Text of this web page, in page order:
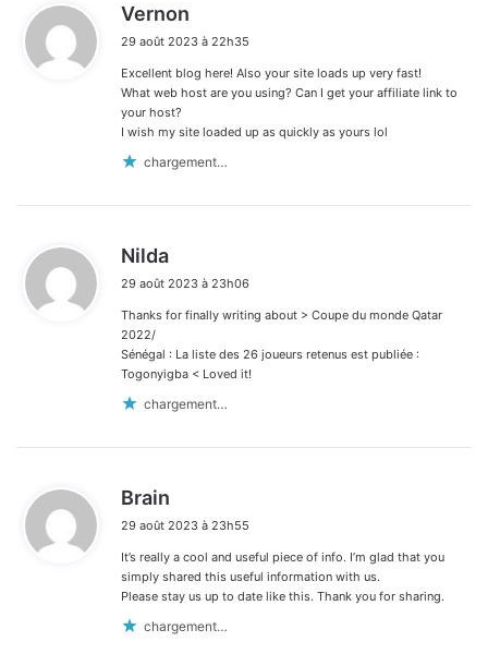
Vernon
t
:
29 août 2023 à 22h35
Excellent blog here! Also your site loads up very fast!
What web host are you using? Can I get your affiliate link to
your host?
I wish my site loaded up as quickly as yours lol
chargement…
Nilda
t
29 août 2023 à 23h06
Thanks for finally writing about > Coupe du monde Qatar
2022/
Sénégal : La liste des 26 joueurs retenus est publiée :
Togonyigba < Loved it!
chargement…
Brain
t
:
29 août 2023 à 23h55
It’s really a cool and useful piece of info. I’m glad that you
simply shared this useful information with us.
Please stay us up to date like this. Thank you for sharing.
chargement…